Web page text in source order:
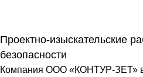
Проектно-изыскательские
безопасности
Компания ООО «КОНТУР-ЗЕТ»